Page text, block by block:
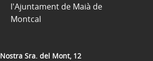
Nostra Sra. del Mont, 12
l'Ajuntament de Maià de
Montcal